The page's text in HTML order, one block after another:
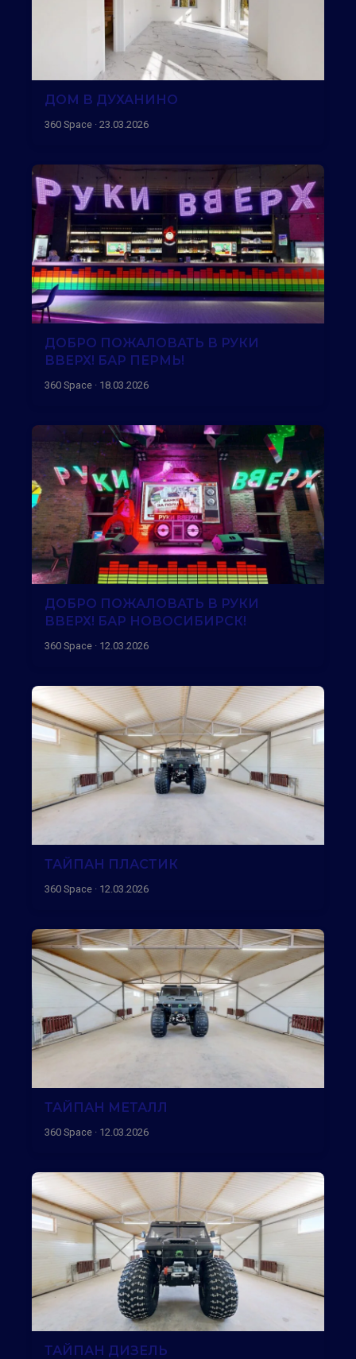
ДОМ В ДУХАНИНО
360 Space · 23.03.2026
ДОБРО ПОЖАЛОВАТЬ В РУКИ
ВВЕРХ! БАР ПЕРМЬ!
360 Space · 18.03.2026
ДОБРО ПОЖАЛОВАТЬ В РУКИ
ВВЕРХ! БАР НОВОСИБИРСК!
360 Space · 12.03.2026
ТАЙПАН ПЛАСТИК
360 Space · 12.03.2026
ТАЙПАН МЕТАЛЛ
360 Space · 12.03.2026
ТАЙПАН ДИЗЕЛЬ